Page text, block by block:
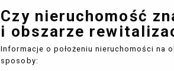
Czy nieruchomość
i obszarze
Informacje o położeniu nieruchomości na
sposoby: